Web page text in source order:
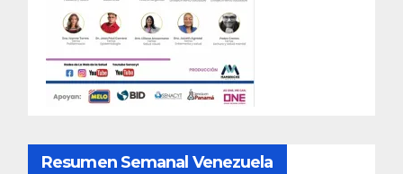
Resumen Semanal Venezuela